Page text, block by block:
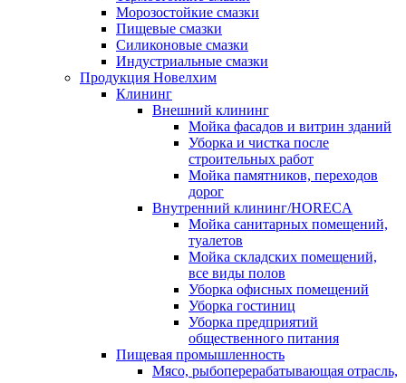
Морозостойкие смазки
Пищевые смазки
Силиконовые смазки
Индустриальные смазки
Продукция Новелхим
Клининг
Внешний клининг
Мойка фасадов и витрин зданий
Уборка и чистка после
строительных работ
Мойка памятников, переходов
дорог
Внутренний клининг/HORECA
Мойка санитарных помещений,
туалетов
Мойка складских помещений,
все виды полов
Уборка офисных помещений
Уборка гостиниц
Уборка предприятий
общественного питания
Пищевая промышленность
Мясо, рыбоперерабатывающая отрасль,